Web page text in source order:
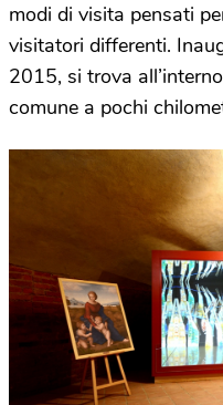
modi di visita pensati
visitatori differenti.
2015, si trova
comune a pochi